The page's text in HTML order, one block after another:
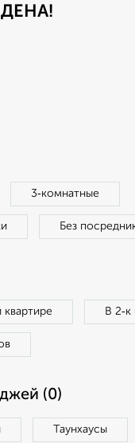
3‑комнатные
Без
В 2‑к
(0)
Таунхаусы